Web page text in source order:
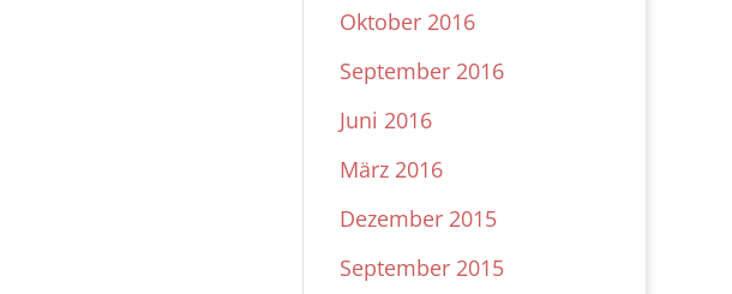
Oktober 2016
September 2016
Juni 2016
März 2016
Dezember 2015
September 2015